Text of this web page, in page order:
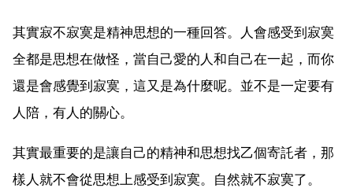
其實寂不寂寞是精神思想的一種回答。人會感受到寂寞
全都是思想在做怪，當自己愛的人和自己在一起，而你
還是會感覺到寂寞，這又是為什麼呢。並不是一定要有
人陪，有人的關心。
其實最重要的是讓自己的精神和思想找乙個寄託者，那
樣人就不會從思想上感受到寂寞。自然就不寂寞了。